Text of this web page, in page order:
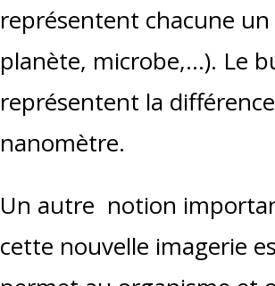
représentent chacune
planète, microbe,…). Le
représentent la
nanomètre.
Un autre notion
cette nouvelle imagerie